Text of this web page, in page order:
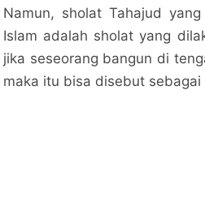
Namun, sholat Tahajud
Islam adalah sholat yang
jika seseorang bangun di
maka itu bisa disebut sebagai